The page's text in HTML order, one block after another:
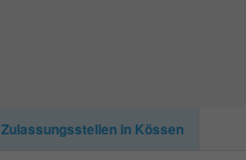
Zulassungsstellen in Kössen